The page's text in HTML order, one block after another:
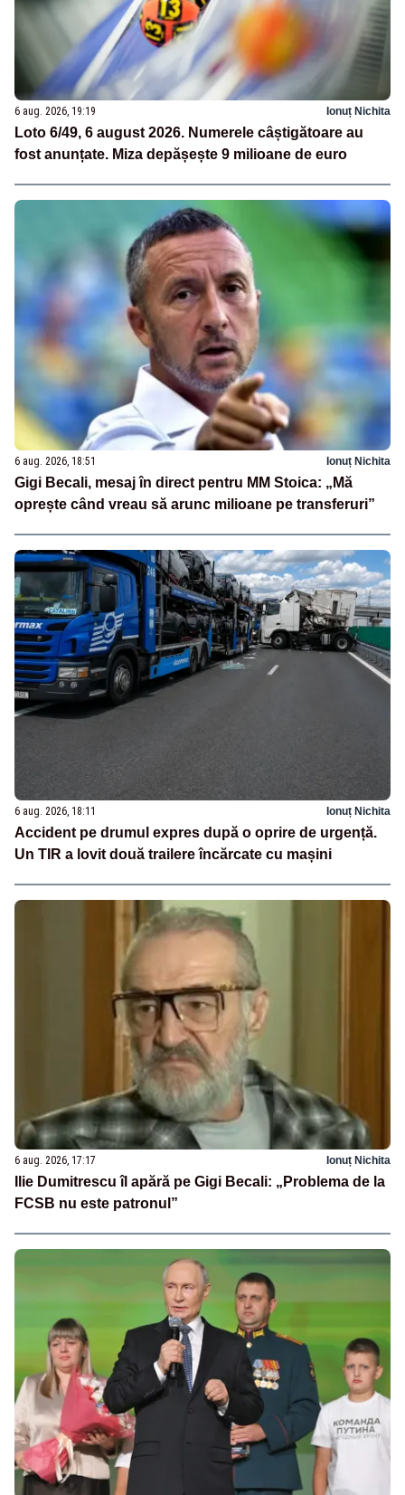
6 aug. 2026, 19:19 Ionuț Nichita
Loto 6/49, 6 august 2026. Numerele câștigătoare au
fost anunțate. Miza depășește 9 milioane de euro
6 aug. 2026, 18:51 Ionuț Nichita
Gigi Becali, mesaj în direct pentru MM Stoica: „Mă
oprește când vreau să arunc milioane pe transferuri”
6 aug. 2026, 18:11 Ionuț Nichita
Accident pe drumul expres după o oprire de urgență.
Un TIR a lovit două trailere încărcate cu mașini
6 aug. 2026, 17:17 Ionuț Nichita
Ilie Dumitrescu îl apără pe Gigi Becali: „Problema de la
FCSB nu este patronul”